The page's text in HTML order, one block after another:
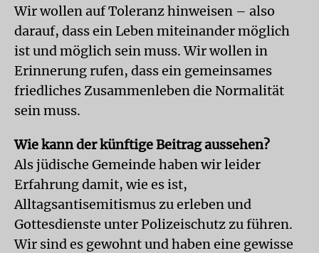
Wir wollen auf Toleranz hinweisen – also
darauf, dass ein Leben miteinander möglich
ist und möglich sein muss. Wir wollen in
Erinnerung rufen, dass ein gemeinsames
friedliches Zusammenleben die Normalität
sein muss.
Wie kann der künftige Beitrag aussehen?
Als jüdische Gemeinde haben wir leider
Erfahrung damit, wie es ist,
Alltagsantisemitismus zu erleben und
Gottesdienste unter Polizeischutz zu führen.
Wir sind es gewohnt und haben eine gewisse